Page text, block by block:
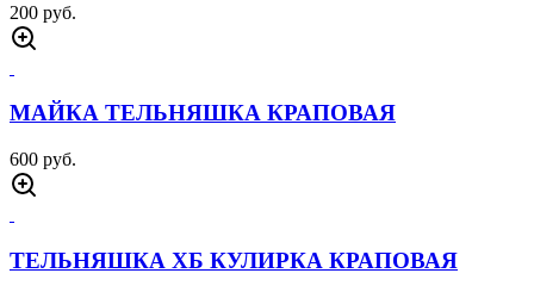
200 руб.
МАЙКА ТЕЛЬНЯШКА КРАПОВАЯ
600 руб.
ТЕЛЬНЯШКА ХБ КУЛИРКА КРАПОВАЯ